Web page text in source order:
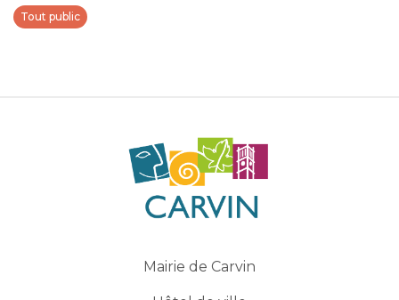
Tout public
Mairie de Carvin